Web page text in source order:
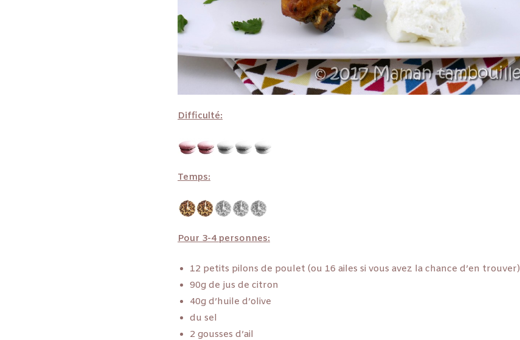
Difficulté:
Temps:
Pour 3-4 personnes:
12 petits pilons de poulet (ou 16 ailes si vous avez la chance d’en trouver)
90g de jus de citron
40g d’huile d’olive
du sel
2 gousses d’ail